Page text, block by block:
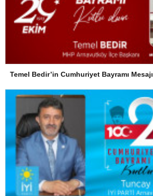
Temel Bedir’in Cumhuriyet Bayramı Mesajı